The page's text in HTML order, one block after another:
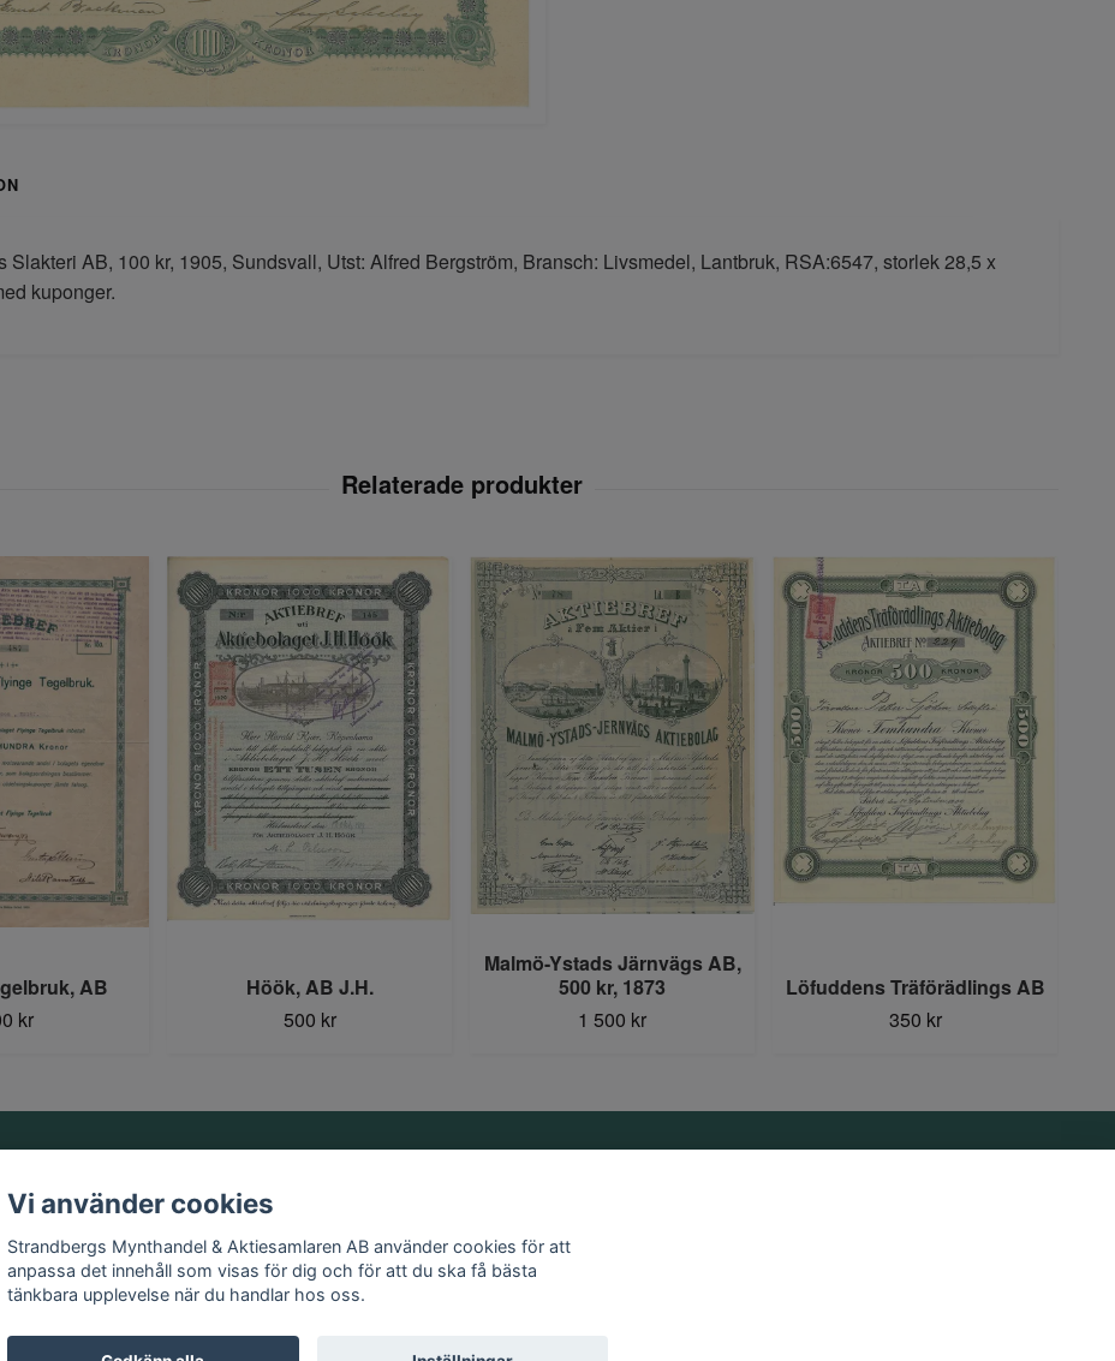
Slakteri AB, 100 kr, 1905, Sundsvall, Utst: Alfred Bergström, Bransch: Livsmedel, Lantbruk, RSA:6547, storlek 28,5 x
kuponger.
AB
kr
Höök, AB J.H.
500 kr
Malmö-Ystads Järnvägs AB,
500 kr, 1873
1 500 kr
Löfuddens Träförädlings AB
350 kr
Kontakt
Köpvillkor
Vi använder cookies
Strandbergs Mynthandel & Aktiesamlaren AB använder cookies för att
anpassa det innehåll som visas för dig och för att du ska få bästa
tänkbara upplevelse när du handlar hos oss.